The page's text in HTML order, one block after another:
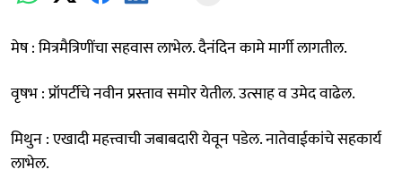
मेष : मित्रमैत्रिणींचा सहवास लाभेल. दैनंदिन कामे मार्गी लागतील.
वृषभ : प्रॉपर्टीचे नवीन प्रस्ताव समोर येतील. उत्साह व उमेद वाढेल.
मिथुन : एखादी महत्त्वाची जबाबदारी येवून पडेल. नातेवाईकांचे सहकार्य
लाभेल.